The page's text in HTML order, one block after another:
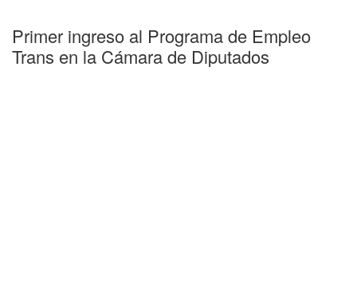
Primer ingreso al Programa de Empleo
Trans en la Cámara de Diputados